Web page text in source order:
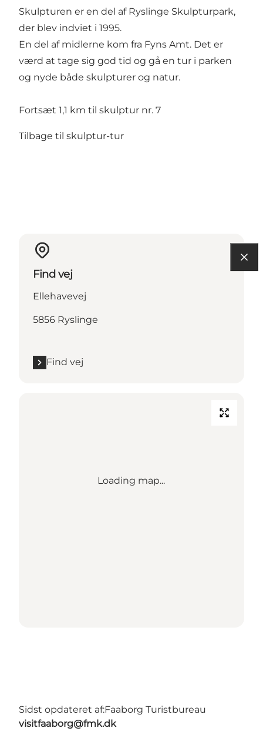
Skulpturen er en del af Ryslinge Skulpturpark,
der blev indviet i 1995.
En del af midlerne kom fra Fyns Amt. Det er
værd at tage sig god tid og gå en tur i parken
og nyde både skulpturer og natur.
Fortsæt 1,1 km til skulptur nr. 7
Tilbage til skulptur-tur
Find vej
Ellehavevej
5856 Ryslinge
Find vej
Loading map...
Sidst opdateret af:Faaborg Turistbureau
visitfaaborg@fmk.dk